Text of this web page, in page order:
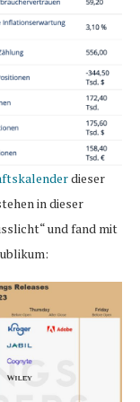
dieser
in dieser
und fand mit